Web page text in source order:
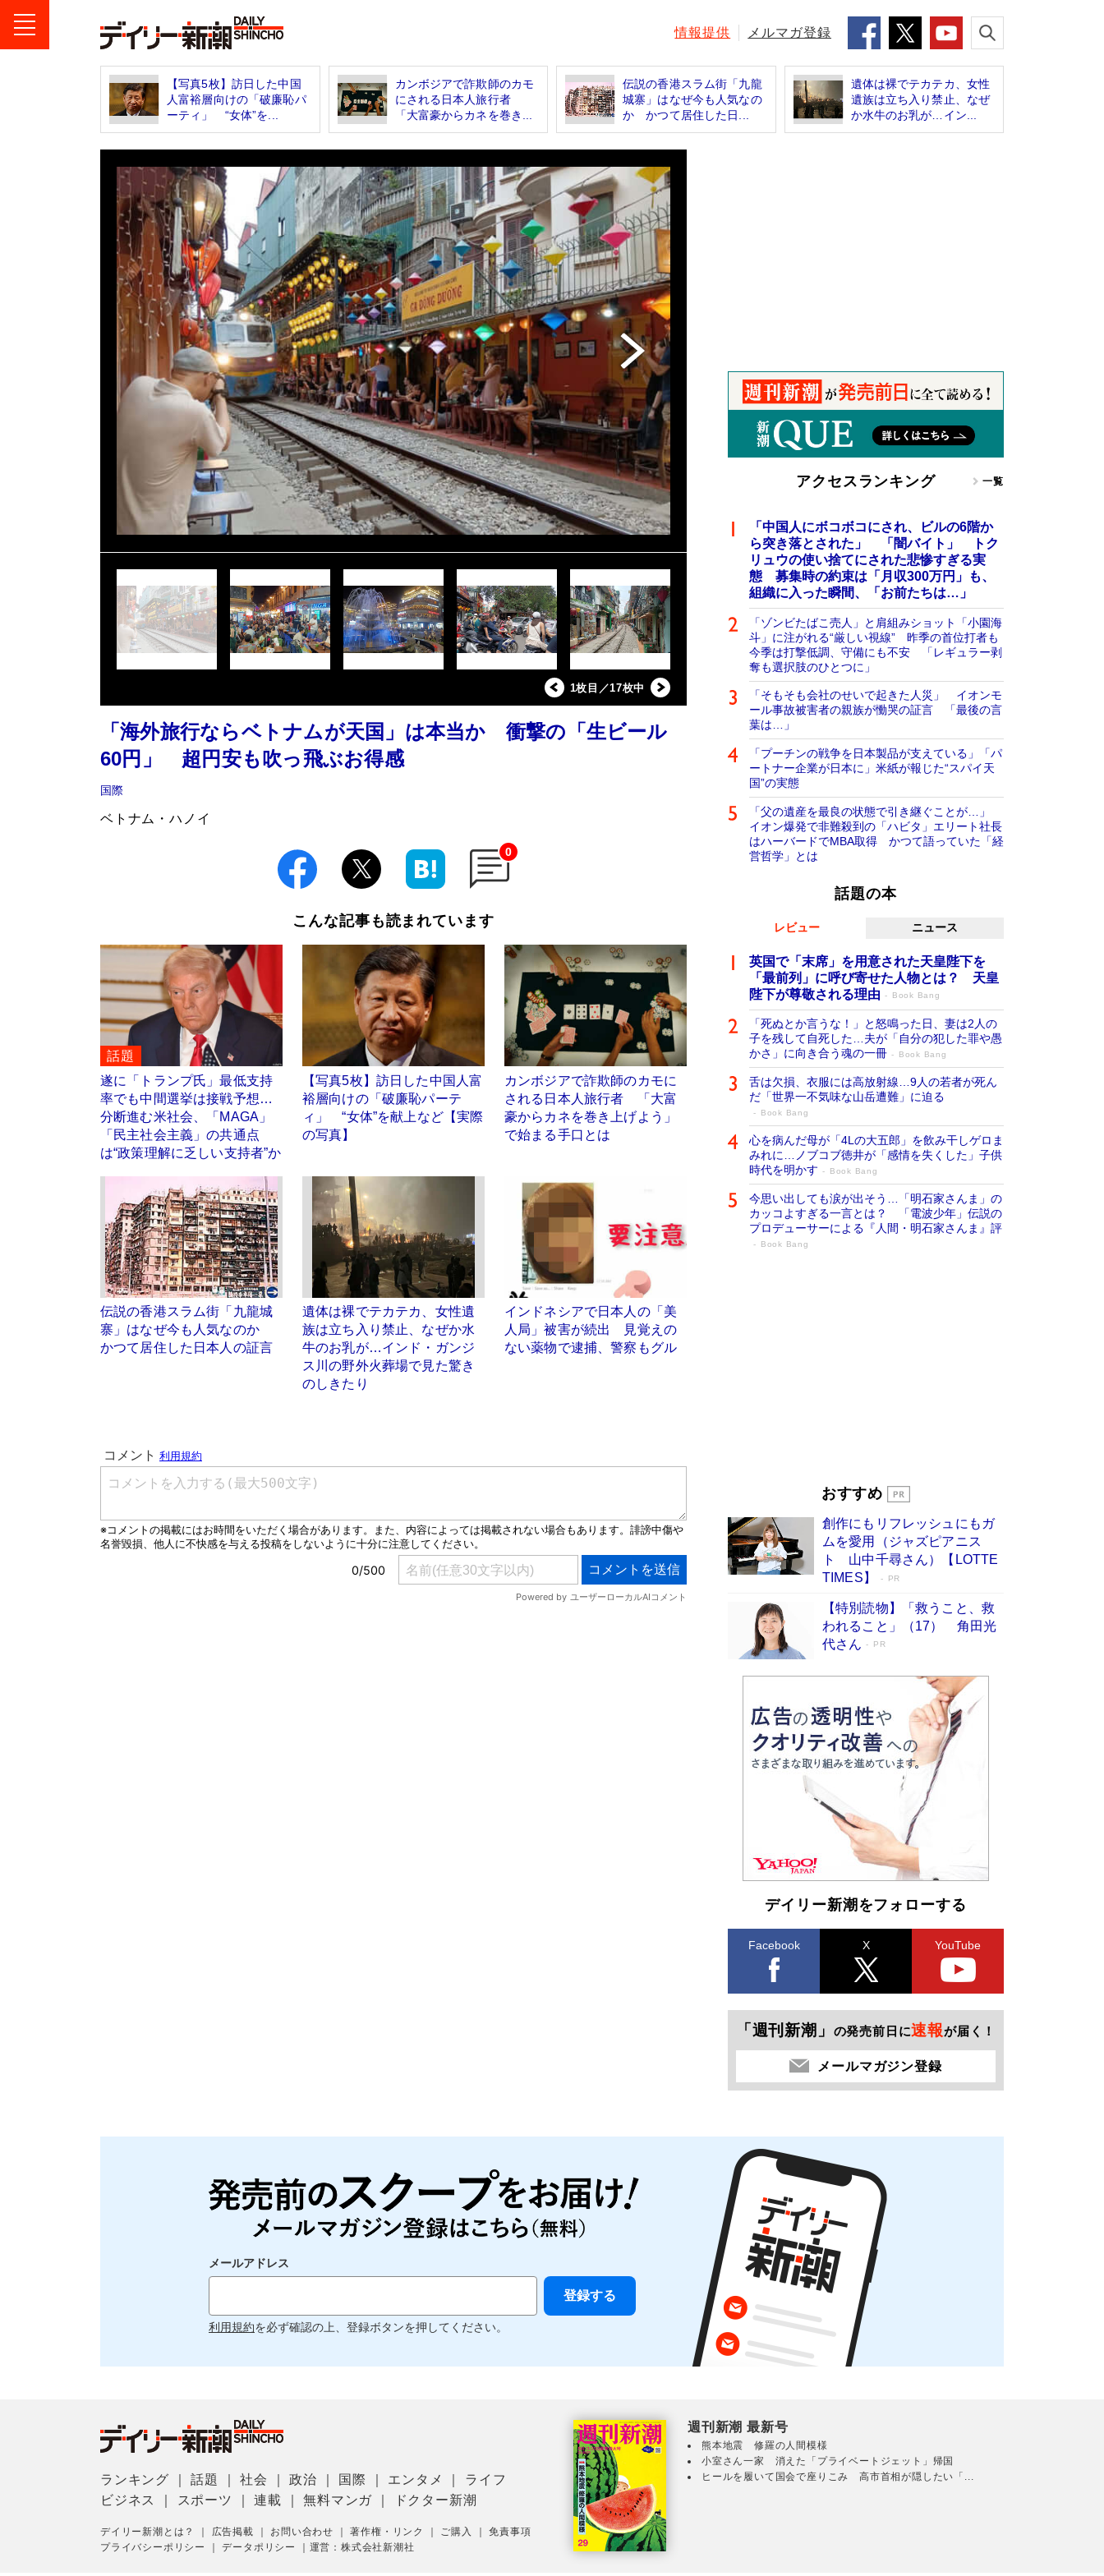
情報提供 メルマガ登録
【写真5枚】訪日した中国
人富裕層向けの「破廉恥パ
ーティ」 “女体”を...
カンボジアで詐欺師のカモ
にされる日本人旅行者
「大富豪からカネを巻き...
伝説の香港スラム街「九龍
城寨」はなぜ今も人気なの
か かつて居住した日...
遺体は裸でテカテカ、女性
遺族は立ち入り禁止、なぜ
か水牛のお乳が…イン...
1枚目／17枚中
「海外旅行ならベトナムが天国」は本当か 衝撃の「生ビール
60円」 超円安も吹っ飛ぶお得感
国際
ベトナム・ハノイ
0
こんな記事も読まれています
話題
遂に「トランプ氏」最低支持
率でも中間選挙は接戦予想…
分断進む米社会、「MAGA」
「民主社会主義」の共通点
は“政策理解に乏しい支持者”か
【写真5枚】訪日した中国人富
裕層向けの「破廉恥パーテ
ィ」 “女体”を献上など【実際
の写真】
カンボジアで詐欺師のカモに
される日本人旅行者 「大富
豪からカネを巻き上げよう」
で始まる手口とは
伝説の香港スラム街「九龍城
寨」はなぜ今も人気なのか
かつて居住した日本人の証言
遺体は裸でテカテカ、女性遺
族は立ち入り禁止、なぜか水
牛のお乳が…インド・ガンジ
ス川の野外火葬場で見た驚き
のしきたり
インドネシアで日本人の「美
人局」被害が続出 見覚えの
ない薬物で逮捕、警察もグル
アクセスランキング 一覧
「中国人にボコボコにされ、ビルの6階か
ら突き落とされた」 「闇バイト」 トク
リュウの使い捨てにされた悲惨すぎる実
態 募集時の約束は「月収300万円」も、
組織に入った瞬間、「お前たちは…」
「ゾンビたばこ売人」と肩組みショット「小園海
斗」に注がれる“厳しい視線” 昨季の首位打者も
今季は打撃低調、守備にも不安 「レギュラー剥
奪も選択肢のひとつに」
「そもそも会社のせいで起きた人災」 イオンモ
ール事故被害者の親族が慟哭の証言 「最後の言
葉は…」
「プーチンの戦争を日本製品が支えている」「パ
ートナー企業が日本に」米紙が報じた“スパイ天
国”の実態
「父の遺産を最良の状態で引き継ぐことが…」
イオン爆発で非難殺到の「ハビタ」エリート社長
はハーバードでMBA取得 かつて語っていた「経
営哲学」とは
話題の本
レビュー ニュース
英国で「末席」を用意された天皇陛下を
「最前列」に呼び寄せた人物とは？ 天皇
陛下が尊敬される理由
Book Bang
「死ぬとか言うな！」と怒鳴った日、妻は2人の
子を残して自死した…夫が「自分の犯した罪や愚
かさ」に向き合う魂の一冊
Book Bang
舌は欠損、衣服には高放射線…9人の若者が死ん
だ「世界一不気味な山岳遭難」に迫る
Book Bang
心を病んだ母が「4Lの大五郎」を飲み干しゲロま
みれに…ノブコブ徳井が「感情を失くした」子供
時代を明かす
Book Bang
今思い出しても涙が出そう…「明石家さんま」の
カッコよすぎる一言とは？ 「電波少年」伝説の
プロデューサーによる『人間・明石家さんま』評
Book Bang
版には「宇宙で描かれたマンガ」も収録
友近氏、絶賛！ 鎌倉を舞台に、孤独を抱えた
人々が新たな一歩を踏み出す連作短篇集『海のほ
とりのプラネット』試し読み
Book Bang
おすすめ
創作にもリフレッシュにもガ
ムを愛用（ジャズピアニス
ト 山中千尋さん）【LOTTE
TIMES】
PR
【特別読物】「救うこと、救
われること」（17） 角田光
代さん
PR
デイリー新潮をフォローする
Facebook X YouTube
「週刊新潮」 の発売前日に速報が届く！
メールマガジン登録
メールアドレス
利用規約を必ず確認の上、登録ボタンを押してください。
ランキング ｜話題 ｜社会 ｜政治 国際 エンタメ
ライフ
ビジネス
スポーツ ｜連載 ｜無料マンガ ドクター新潮
デイリー新潮とは？ 広告掲載 お問い合わせ ｜著作権・リンク ご購入 ｜免責事項
プライバシーポリシー
｜データポリシー 運営：株式会社新潮社
週刊新潮 最新号
熊本地震 修羅の人間模様
小室さん一家 消えた「プライベートジェット」帰国
ヒールを履いて国会で座りこみ 高市首相が隠したい「...